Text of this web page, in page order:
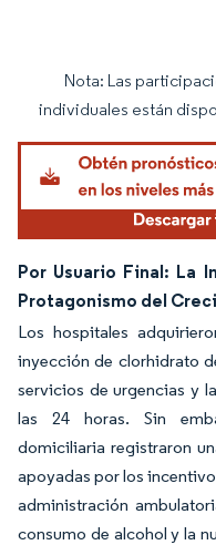
Imagen © Mordor Intelligence.
Nota: Las
individuales están
Por Usuario Final: La
Protagonismo del
Los hospitales
inyección de clorhidrato
servicios de urgencias y
las 24 horas. Sin
domiciliaria registraron
apoyadas por los
administración
consumo de alcohol y la